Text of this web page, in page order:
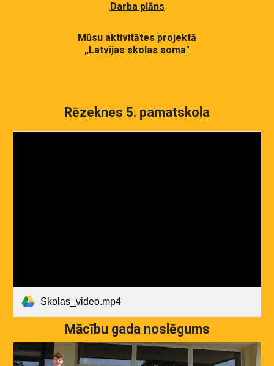
Darba plāns
Mūsu aktivitātes projektā
„Latvijas skolas soma"
Rēzeknes 5. pamatskola
Skolas_video.mp4
Mācību gada noslēgums